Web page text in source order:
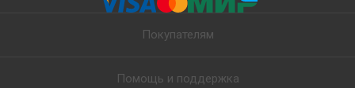
Покупателям
Помощь и поддержка